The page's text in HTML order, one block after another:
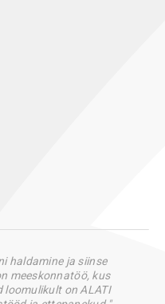
haldamine ja siinse
meeskonnatöö, kus
loomulikult on ALATI